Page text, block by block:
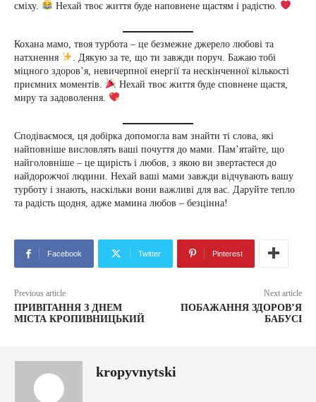
сміху.
Нехай твоє життя буде наповнене щастям і радістю.
Кохана мамо, твоя турбота – це безмежне джерело любові та
натхнення
. Дякую за те, що ти завжди поруч. Бажаю тобі
міцного здоров’я, невичерпної енергії та нескінченної кількості
приємних моментів.
Нехай твоє життя буде сповнене щастя,
миру та задоволення.
Сподіваємося, ця добірка допомогла вам знайти ті слова, які
найповніше висловлять ваші почуття до мами. Пам’ятайте, що
найголовніше – це щирість і любов, з якою ви звертаєтеся до
найдорожчої людини. Нехай ваші мами завжди відчувають вашу
турботу і знають, наскільки вони важливі для вас. Даруйте тепло
та радість щодня, адже мамина любов – безцінна!
Facebook Twitter Pinterest
Previous article
ПРИВІТАННЯ З ДНЕМ
МІСТА КРОПИВНИЦЬКИЙ
Next article
ПОБАЖАННЯ ЗДОРОВ’Я
БАБУСІ
kropyvnytski